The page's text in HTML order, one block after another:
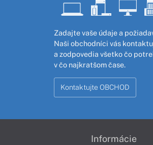
Zadajte vaše údaje a
Naši obchodníci vás
a zodpovedia všetko čo
v čo najkratšom čase.
Kontaktujte OBCHOD
Informácie